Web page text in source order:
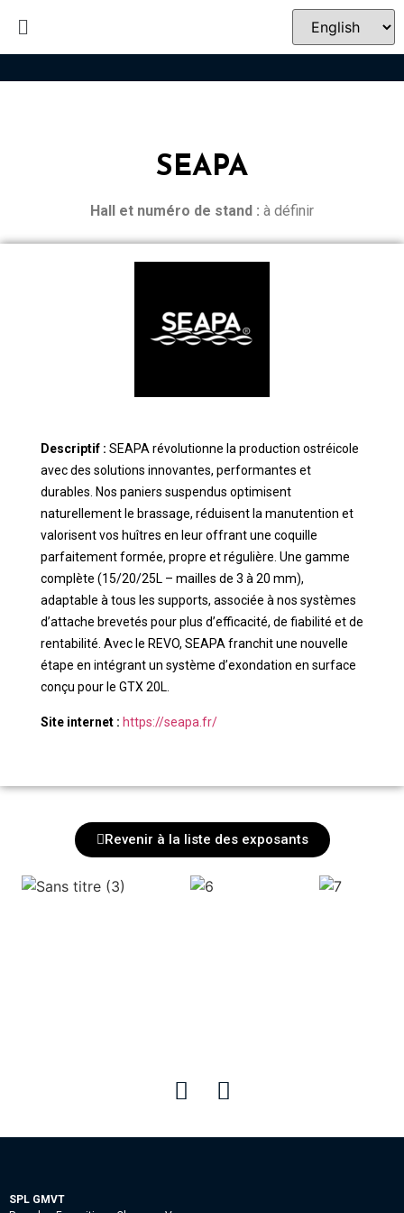
SEAPA
Hall et numéro de stand : à définir
Descriptif : SEAPA révolutionne la production ostréicole
avec des solutions innovantes, performantes et
durables. Nos paniers suspendus optimisent
naturellement le brassage, réduisent la manutention et
valorisent vos huîtres en leur offrant une coquille
parfaitement formée, propre et régulière. Une gamme
complète (15/20/25L – mailles de 3 à 20 mm),
adaptable à tous les supports, associée à nos systèmes
d’attache brevetés pour plus d’efficacité, de fiabilité et de
rentabilité. Avec le REVO, SEAPA franchit une nouvelle
étape en intégrant un système d’exondation en surface
conçu pour le GTX 20L.
Site internet : https://seapa.fr/
Revenir à la liste des exposants
SPL GMVT